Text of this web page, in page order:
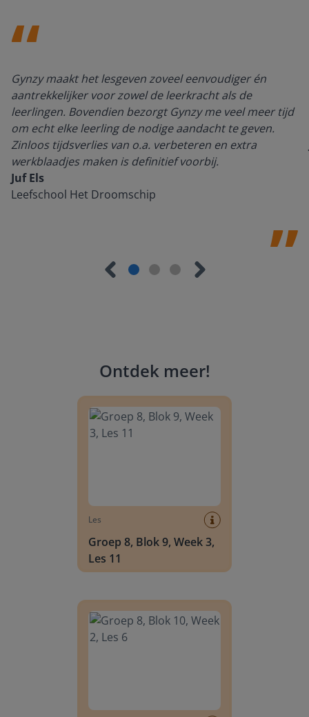
Gynzy maakt het lesgeven zoveel eenvoudiger én
aantrekkelijker voor zowel de leerkracht als de
leerlingen. Bovendien bezorgt Gynzy me veel meer tijd
om echt elke leerling de nodige aandacht te geven.
Zinloos tijdsverlies van o.a. verbeteren en extra
werkblaadjes maken is definitief voorbij.
Juf Els
Leefschool Het Droomschip
Ontdek meer!
Les
Groep 8, Blok 9, Week 3,
Les 11